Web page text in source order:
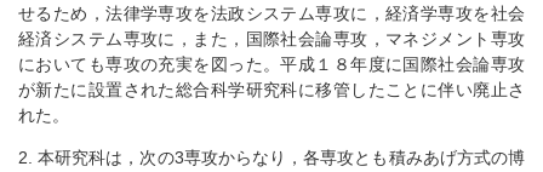
せるため，法律学専攻を法政システム専攻に，経済学専攻を社会
経済システム専攻に，また，国際社会論専攻，マネジメント専攻
においても専攻の充実を図った。平成１８年度に国際社会論専攻
が新たに設置された総合科学研究科に移管したことに伴い廃止さ
れた。
2. 本研究科は，次の3専攻からなり，各専攻とも積みあげ方式の博